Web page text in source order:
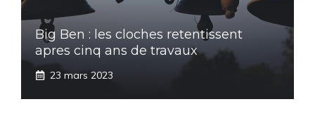
Big Ben : les cloches retentissent
apres cinq ans de travaux
23 mars 2023